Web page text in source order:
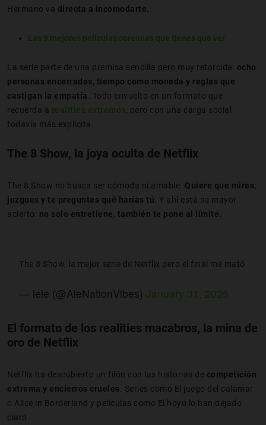
Hermano va directa a incomodarte.
Las 9 mejores películas coreanas que tienes que ver
La serie parte de una premisa sencilla pero muy retorcida: ocho
personas encerradas, tiempo como moneda y reglas que
castigan la empatía . Todo envuelto en un formato que
recuerda a realities extremos , pero con una carga social
todavía más explícita.
The 8 Show, la joya oculta de Netflix
The 8 Show no busca ser cómoda ni amable. Quiere que mires,
juzgues y te preguntes qué harías tú . Y ahí está su mayor
acierto: no solo entretiene, también te pone al límite.
The 8 Show, la mejor serie de Netflix pero el final me mató
— lele (@AleNationVibes) January 31, 2025
El formato de los realities macabros, la mina de
oro de Netflix
Netflix ha descubierto un filón con las historias de competición
extrema y encierros crueles. Series como El juego del calamar
o Alice in Borderland y películas como El hoyo lo han dejado
claro.